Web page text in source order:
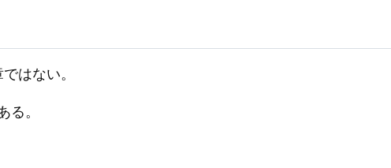
はない。
る。